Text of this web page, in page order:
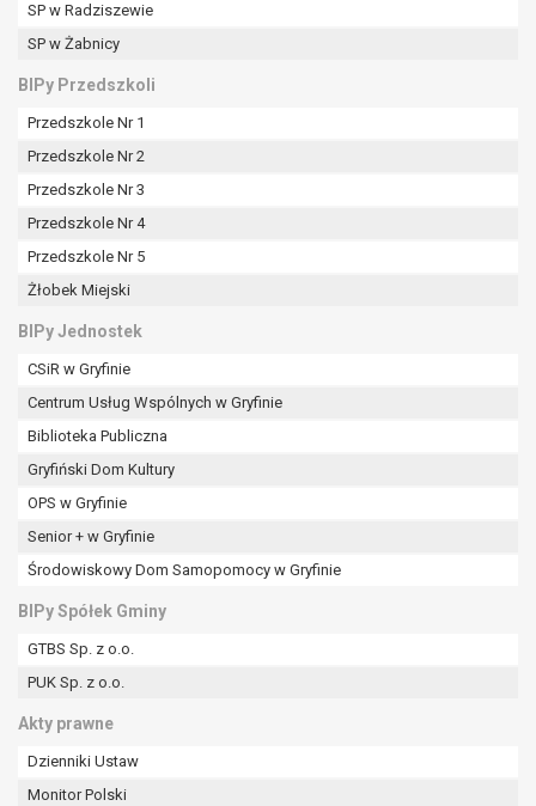
SP w Radziszewie
SP w Żabnicy
BIPy Przedszkoli
Przedszkole Nr 1
Przedszkole Nr 2
Przedszkole Nr 3
Przedszkole Nr 4
Przedszkole Nr 5
Żłobek Miejski
BIPy Jednostek
CSiR w Gryfinie
Centrum Usług Wspólnych w Gryfinie
Biblioteka Publiczna
Gryfiński Dom Kultury
OPS w Gryfinie
Senior + w Gryfinie
Środowiskowy Dom Samopomocy w Gryfinie
BIPy Spółek Gminy
GTBS Sp. z o.o.
PUK Sp. z o.o.
Akty prawne
Dzienniki Ustaw
Monitor Polski